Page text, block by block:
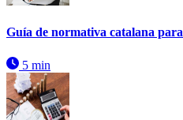
Guía de normativa catalana
5 min